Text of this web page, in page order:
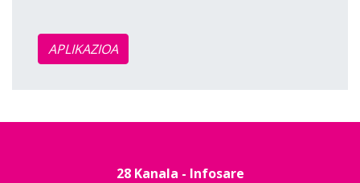
APLIKAZIOA
28 Kanala - Infosare